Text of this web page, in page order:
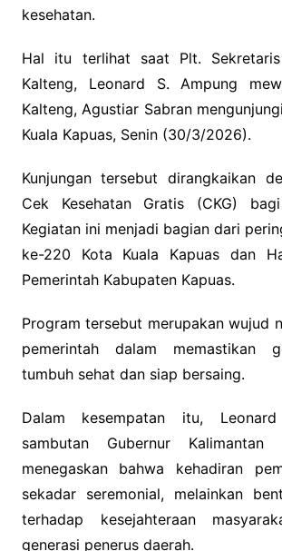
kesehatan.
Hal itu terlihat saat Plt.
Kalteng, Leonard S. Ampung
Kalteng, Agustiar Sabran
Kuala Kapuas, Senin (30/3/2026).
Kunjungan tersebut dirangkaikan
Cek Kesehatan Gratis (CKG)
Kegiatan ini menjadi bagian dari
ke-220 Kota Kuala Kapuas dan
Pemerintah Kabupaten Kapuas.
Program tersebut merupakan wujud
pemerintah dalam memastikan
tumbuh sehat dan siap bersaing.
Dalam kesempatan itu, Leonard
sambutan Gubernur Kalimantan
menegaskan bahwa kehadiran
sekadar seremonial, melainkan
terhadap kesejahteraan
generasi penerus daerah.